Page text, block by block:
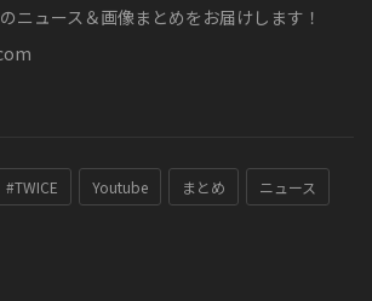
ニュース＆画像まとめをお届けします！
#TWICE Youtube まとめ ニュース